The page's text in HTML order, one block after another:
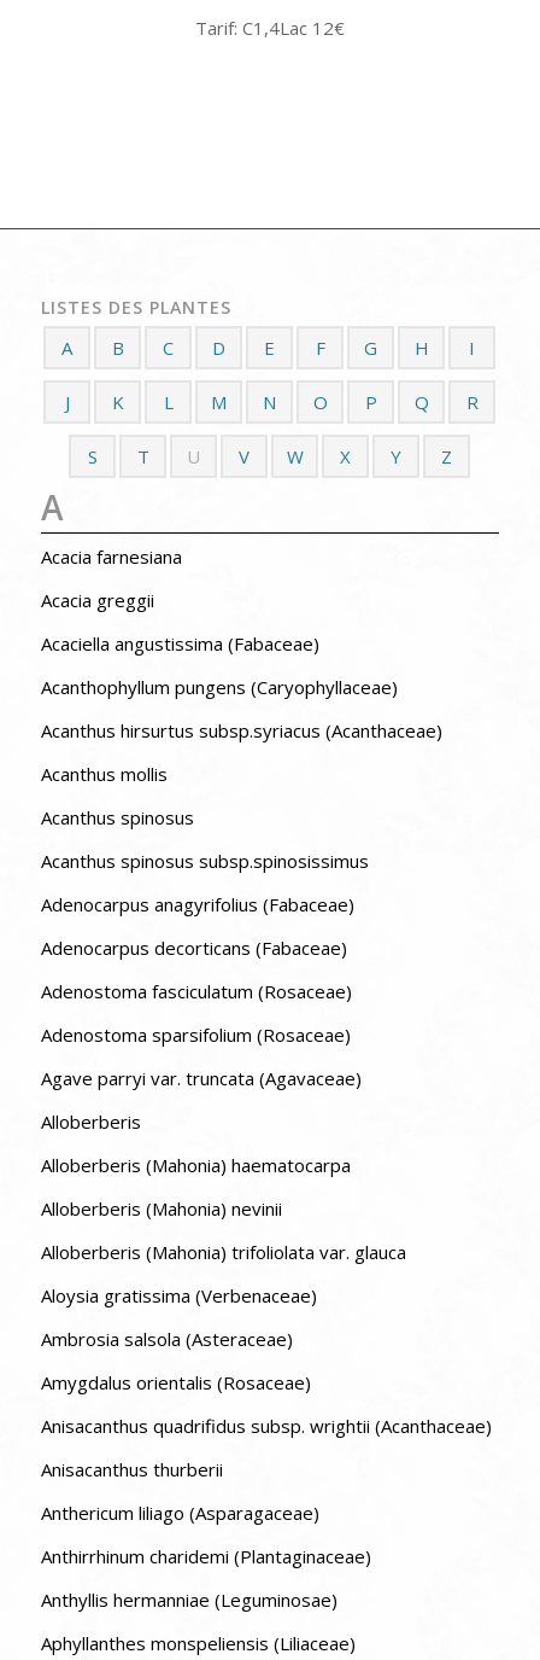
Tarif: C1,4Lac 12€
LISTES DES PLANTES
A B C D E F G H I
J K L M N O P Q R
S T U V W X Y Z
A
Acacia farnesiana
Acacia greggii
Acaciella angustissima (Fabaceae)
Acanthophyllum pungens (Caryophyllaceae)
Acanthus hirsurtus subsp.syriacus (Acanthaceae)
Acanthus mollis
Acanthus spinosus
Acanthus spinosus subsp.spinosissimus
Adenocarpus anagyrifolius (Fabaceae)
Adenocarpus decorticans (Fabaceae)
Adenostoma fasciculatum (Rosaceae)
Adenostoma sparsifolium (Rosaceae)
Agave parryi var. truncata (Agavaceae)
Alloberberis
Alloberberis (Mahonia) haematocarpa
Alloberberis (Mahonia) nevinii
Alloberberis (Mahonia) trifoliolata var. glauca
Aloysia gratissima (Verbenaceae)
Ambrosia salsola (Asteraceae)
Amygdalus orientalis (Rosaceae)
Anisacanthus quadrifidus subsp. wrightii (Acanthaceae)
Anisacanthus thurberii
Anthericum liliago (Asparagaceae)
Anthirrhinum charidemi (Plantaginaceae)
Anthyllis hermanniae (Leguminosae)
Aphyllanthes monspeliensis (Liliaceae)